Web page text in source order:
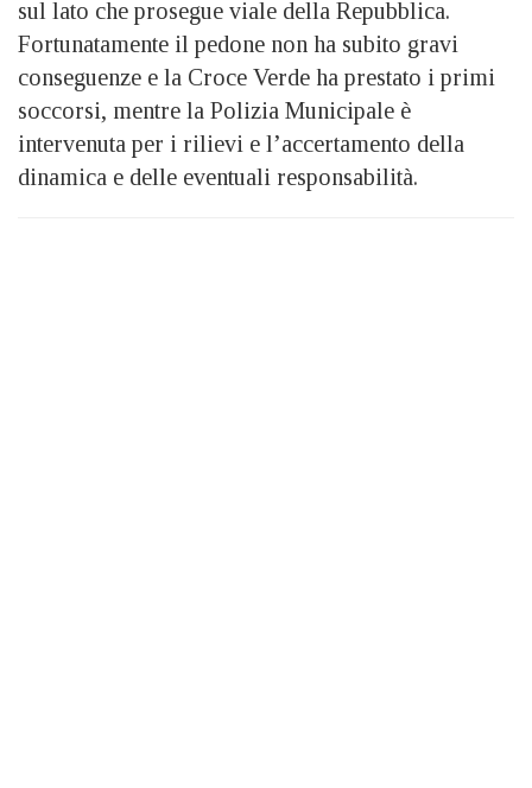
sul lato che prosegue viale della Repubblica.
Fortunatamente il pedone non ha subito gravi
conseguenze e la Croce Verde ha prestato i primi
soccorsi, mentre la Polizia Municipale è
intervenuta per i rilievi e l’accertamento della
dinamica e delle eventuali responsabilità.